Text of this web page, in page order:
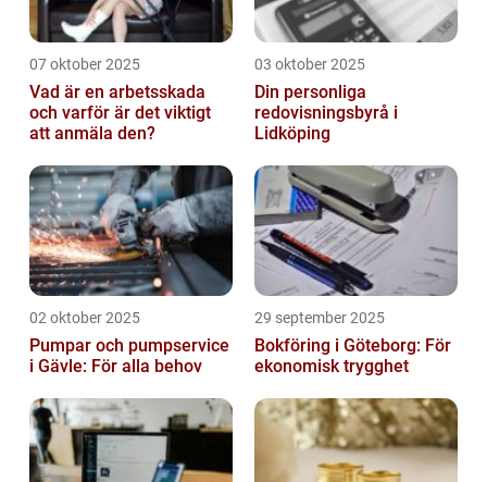
07 oktober 2025
Vad är en arbetsskada
och varför är det viktigt
att anmäla den?
03 oktober 2025
Din personliga
redovisningsbyrå i
Lidköping
02 oktober 2025
Pumpar och pumpservice
i Gävle: För alla behov
29 september 2025
Bokföring i Göteborg: För
ekonomisk trygghet